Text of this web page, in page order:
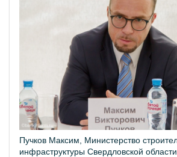
Пучков Максим, Министерство
инфраструктуры Свердловской области